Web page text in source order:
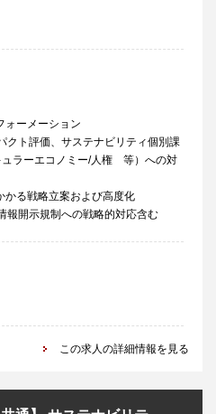
ォーメーション
ト評価、サステナビリティ個別課
ュラーエコノミー/人権 等）への対
かる戦略立案および高度化
開示規制への戦略的対応含む
この求人の詳細情報を見る